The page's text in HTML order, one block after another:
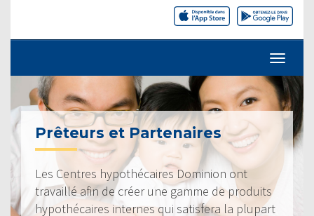
Prêteurs et Partenaires
Les Centres hypothécaires Dominion ont
travaillé afin de créer une gamme de produits
hypothécaires internes qui satisfera la plupart